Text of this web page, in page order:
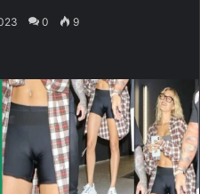
0 9